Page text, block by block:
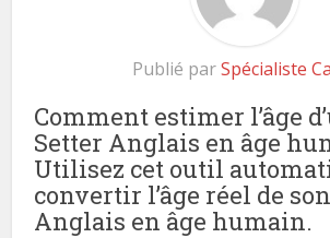
Publié parSpécialiste
Comment estimer l’âge
Setter Anglais en âge
Utilisez cet outil
convertir l’âge réel de
Anglais en âge humain.